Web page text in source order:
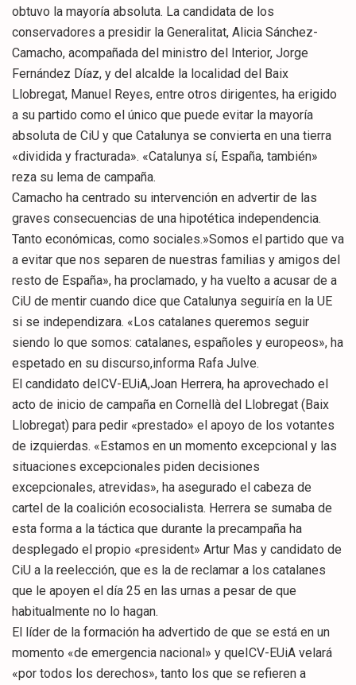
obtuvo la mayoría absoluta. La candidata de los
conservadores a presidir la Generalitat, Alicia Sánchez-
Camacho, acompañada del ministro del Interior, Jorge
Fernández Díaz, y del alcalde la localidad del Baix
Llobregat, Manuel Reyes, entre otros dirigentes, ha erigido
a su partido como el único que puede evitar la mayoría
absoluta de CiU y que Catalunya se convierta en una tierra
«dividida y fracturada». «Catalunya sí, España, también»
reza su lema de campaña.
Camacho ha centrado su intervención en advertir de las
graves consecuencias de una hipotética independencia.
Tanto económicas, como sociales.»Somos el partido que va
a evitar que nos separen de nuestras familias y amigos del
resto de España», ha proclamado, y ha vuelto a acusar de a
CiU de mentir cuando dice que Catalunya seguiría en la UE
si se independizara. «Los catalanes queremos seguir
siendo lo que somos: catalanes, españoles y europeos», ha
espetado en su discurso,informa Rafa Julve.
El candidato deICV-EUiA,Joan Herrera, ha aprovechado el
acto de inicio de campaña en Cornellà del Llobregat (Baix
Llobregat) para pedir «prestado» el apoyo de los votantes
de izquierdas. «Estamos en un momento excepcional y las
situaciones excepcionales piden decisiones
excepcionales, atrevidas», ha asegurado el cabeza de
cartel de la coalición ecosocialista. Herrera se sumaba de
esta forma a la táctica que durante la precampaña ha
desplegado el propio «president» Artur Mas y candidato de
CiU a la reelección, que es la de reclamar a los catalanes
que le apoyen el día 25 en las urnas a pesar de que
habitualmente no lo hagan.
El líder de la formación ha advertido de que se está en un
momento «de emergencia nacional» y queICV-EUiA velará
«por todos los derechos», tanto los que se refieren a